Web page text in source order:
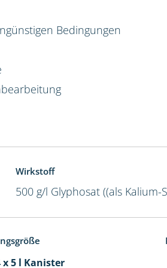
Bedingungen
Wirkstoff
500 g/l Glyphosat ((als Kalium-
5 l Kanister